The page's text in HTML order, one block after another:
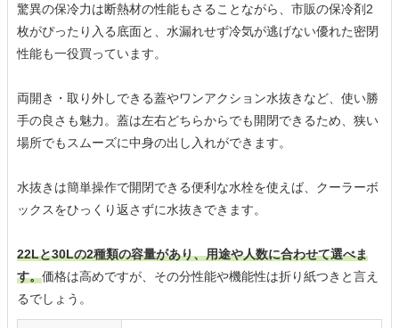
驚異の保冷力は断熱材の性能もさることながら、市販の保冷剤2
枚がぴったり入る底面と、水漏れせず冷気が逃げない優れた密閉
性能も一役買っています。
両開き・取り外しできる蓋やワンアクション水抜きなど、使い勝
手の良さも魅力。蓋は左右どちらからでも開閉できるため、狭い
場所でもスムーズに中身の出し入れができます。
水抜きは簡単操作で開閉できる便利な水栓を使えば、クーラーボ
ックスをひっくり返さずに水抜きできます。
22Lと30Lの2種類の容量があり、用途や人数に合わせて選べま
す。価格は高めですが、その分性能や機能性は折り紙つきと言え
るでしょう。